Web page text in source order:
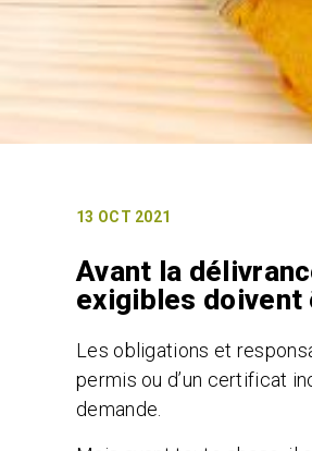
13 OCT 2021
Avant la
exigibles doivent
Les obligations et
permis ou d’un certificat
demande.